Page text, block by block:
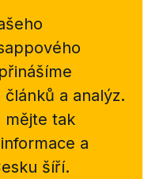
a analýz.
mějte tak
a
šíří.